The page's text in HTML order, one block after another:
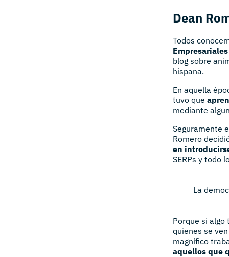
Dean
Todos
blog sobre
hispana.
En aquella
tuvo que
mediante
Seguramente
Romero
en
SERPs y todo
La
Porque si algo
quienes se
magnífico
aquellos que